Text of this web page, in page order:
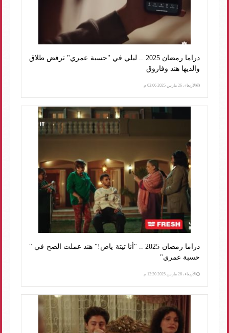
دراما رمضان 2025 .. ليلي في "حسبة عمري" ترفض طلاق
والديها هند وفاروق
الأربعاء، 26 مارس 2025 03:06 م
دراما رمضان 2025 .. "أنا تيتة ياض!" هند عملت الصح في "
حسبة عمري"
الأربعاء، 26 مارس 2025 12:20 م